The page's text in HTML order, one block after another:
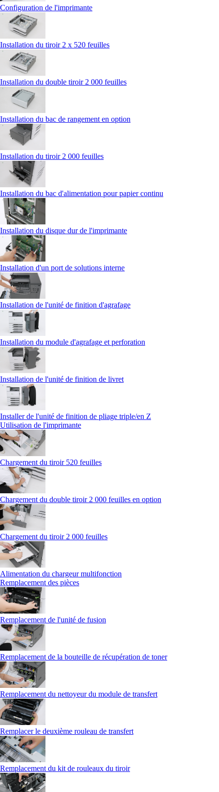
Configuration de l'imprimante
Installation du tiroir 2 x 520 feuilles
Installation du double tiroir 2 000 feuilles
Installation du bac de rangement en option
Installation du tiroir 2 000 feuilles
Installation du bac d'alimentation pour papier continu
Installation du disque dur de l'imprimante
Installation d'un port de solutions interne
Installation de l'unité de finition d'agrafage
Installation du module d'agrafage et perforation
Installation de l'unité de finition de livret
Installer de l'unité de finition de pliage triple/en Z
Utilisation de l'imprimante
Chargement du tiroir 520 feuilles
Chargement du double tiroir 2 000 feuilles en option
Chargement du tiroir 2 000 feuilles
Alimentation du chargeur multifonction
Remplacement des pièces
Remplacement de l'unité de fusion
Remplacement de la bouteille de récupération de toner
Remplacement du nettoyeur du module de transfert
Remplacer le deuxième rouleau de transfert
Remplacement du kit de rouleaux du tiroir